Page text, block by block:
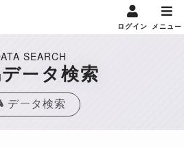
ログイン メニュー
SEARCH
ータ検索
データ検索